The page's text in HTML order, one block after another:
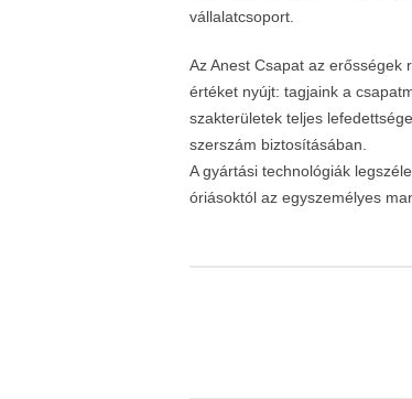
vállalatcsoport.
Az Anest Csapat az erősségek
értéket nyújt: tagjaink a
szakterületek teljes
szerszám biztosításában.
A gyártási technológiák
óriásoktól az egyszemélyes